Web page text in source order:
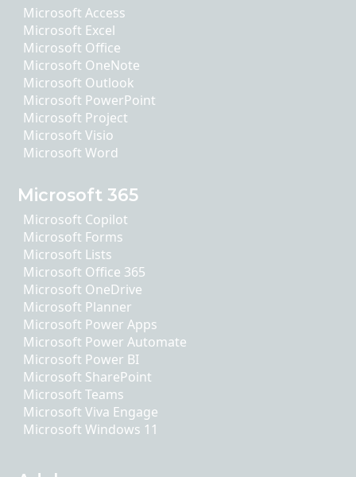
Microsoft Access
Microsoft Excel
Microsoft Office
Microsoft OneNote
Microsoft Outlook
Microsoft PowerPoint
Microsoft Project
Microsoft Visio
Microsoft Word
Microsoft 365
Microsoft Copilot
Microsoft Forms
Microsoft Lists
Microsoft Office 365
Microsoft OneDrive
Microsoft Planner
Microsoft Power Apps
Microsoft Power Automate
Microsoft Power BI
Microsoft SharePoint
Microsoft Teams
Microsoft Viva Engage
Microsoft Windows 11